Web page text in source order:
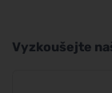
Vyzkoušejte